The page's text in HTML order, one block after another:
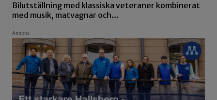
Bilutställning med klassiska veteraner kombinerat
med musik, matvagnar och…
Annons